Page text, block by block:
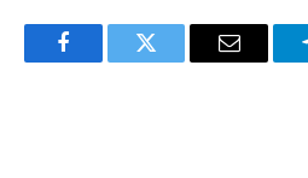
FacebookTwitter Email